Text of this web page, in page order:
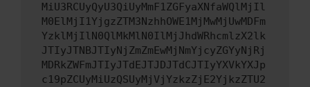
MiU3RCUyQyU3QiUyMmF1ZGFyaXNfaWQlMjIl
M0ElMjI1YjgzZTM3NzhhOWE1MjMwMjUwMDFm
YzklMjIlN0QlMkMlN0IlMjJhdWRhcmlzX2lk
JTIyJTNBJTIyNjZmZmEwMjNmYjcyZGYyNjRj
MDRkZWFmJTIyJTdEJTJDJTdCJTIyYXVkYXJp
c19pZCUyMiUzQSUyMjVjYzkzZjE2YjkzZTU2